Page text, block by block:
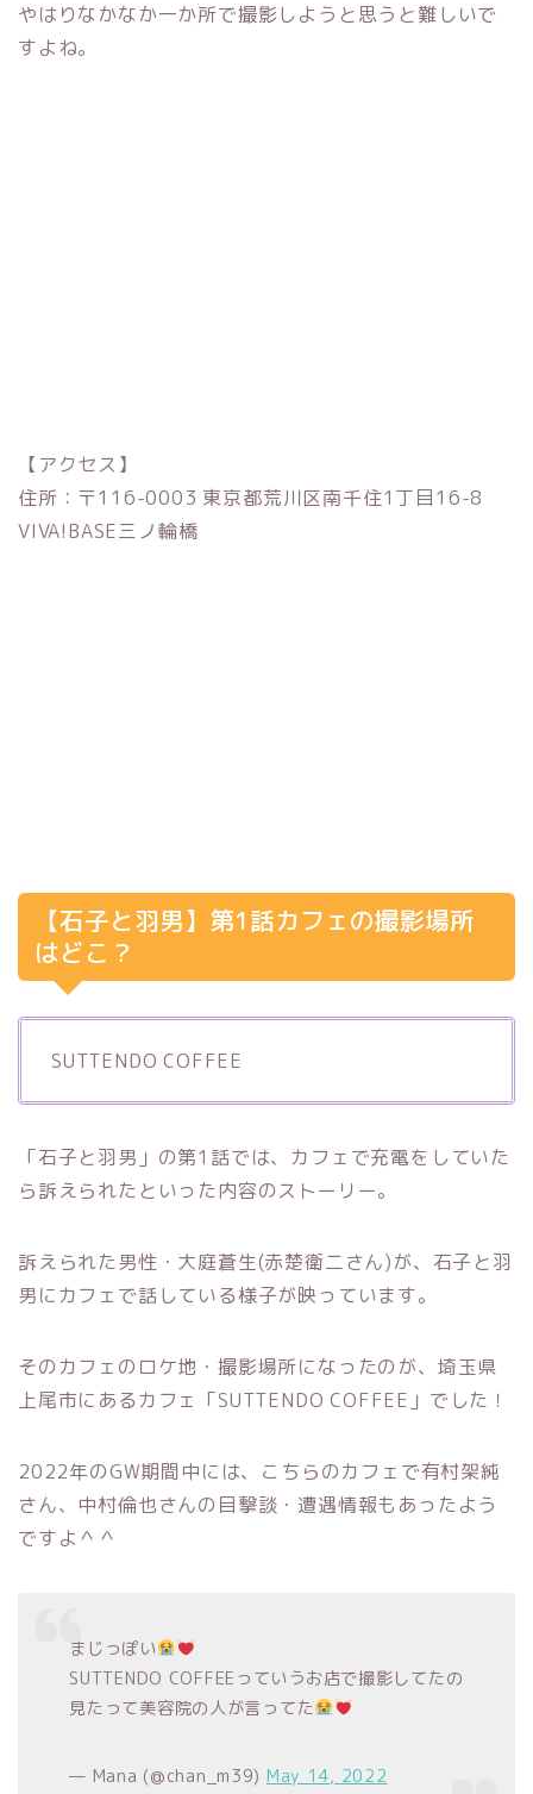
やはりなかなか一か所で撮影しようと思うと難しいで
すよね。
【アクセス】
住所：〒116-0003 東京都荒川区南千住1丁目16-8
VIVA!BASE三ノ輪橋
【石子と羽男】第1話カフェの撮影場所
はどこ？
SUTTENDO COFFEE
「石子と羽男」の第1話では、カフェで充電をしていた
ら訴えられたといった内容のストーリー。
訴えられた男性・大庭蒼生(赤楚衛二さん)が、石子と羽
男にカフェで話している様子が映っています。
そのカフェのロケ地・撮影場所になったのが、埼玉県
上尾市にあるカフェ「SUTTENDO COFFEE」でした！
2022年のGW期間中には、こちらのカフェで有村架純
さん、中村倫也さんの目撃談・遭遇情報もあったよう
ですよ＾＾
まじっぽい
SUTTENDO COFFEEっていうお店で撮影してたの
見たって美容院の人が言ってた
— Mana (@chan_m39) May 14, 2022